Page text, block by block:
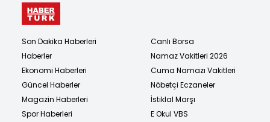
Son Dakika Haberleri
Haberler
Ekonomi Haberleri
Güncel Haberler
Magazin Haberleri
Spor Haberleri
Canlı Borsa
Namaz Vakitleri 2026
Cuma Namazı Vakitleri
Nöbetçi Eczaneler
İstiklal Marşı
E Okul VBS